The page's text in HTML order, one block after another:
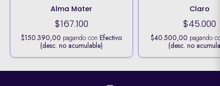
Alma Mater
$167.100
$150.390,00 pagando conEfectivo
(desc. no acumulable)
Claro
$45.000
$40.500,00 pagando
(desc. no